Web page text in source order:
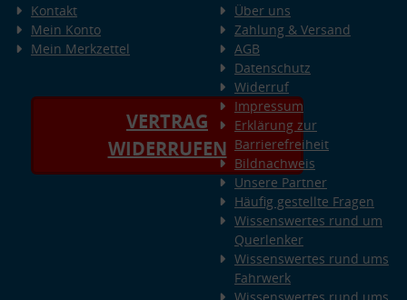
Kontakt
Mein Konto
Mein Merkzettel
VERTRAG
WIDERRUFEN
Über uns
Zahlung & Versand
AGB
Datenschutz
Widerruf
Impressum
Erklärung zur
Barrierefreiheit
Bildnachweis
Unsere Partner
Häufig gestellte Fragen
Wissenswertes rund um
Querlenker
Wissenswertes rund ums
Fahrwerk